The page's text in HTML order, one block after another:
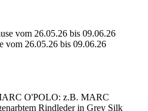
vom 26.05.26 bis 09.06.26